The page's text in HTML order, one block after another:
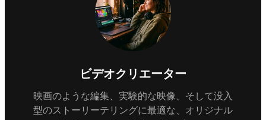
ビデオクリエーター
映画のような編集、実験的な映像、そして没入
型のストーリーテリングに最適な、オリジナル